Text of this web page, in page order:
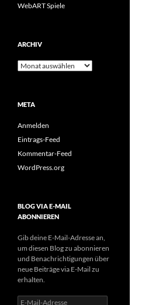
WebART Spiele
ARCHIV
Archiv
META
Anmelden
Eintrags-Feed
Kommentar-Feed
WordPress.org
BLOG VIA E-MAIL
ABONNIEREN
Gib deine E-Mail-Adresse an,
um diesen Blog zu abonnieren
und Benachrichtigungen über
neue Beiträge via E-Mail zu
erhalten.
E-